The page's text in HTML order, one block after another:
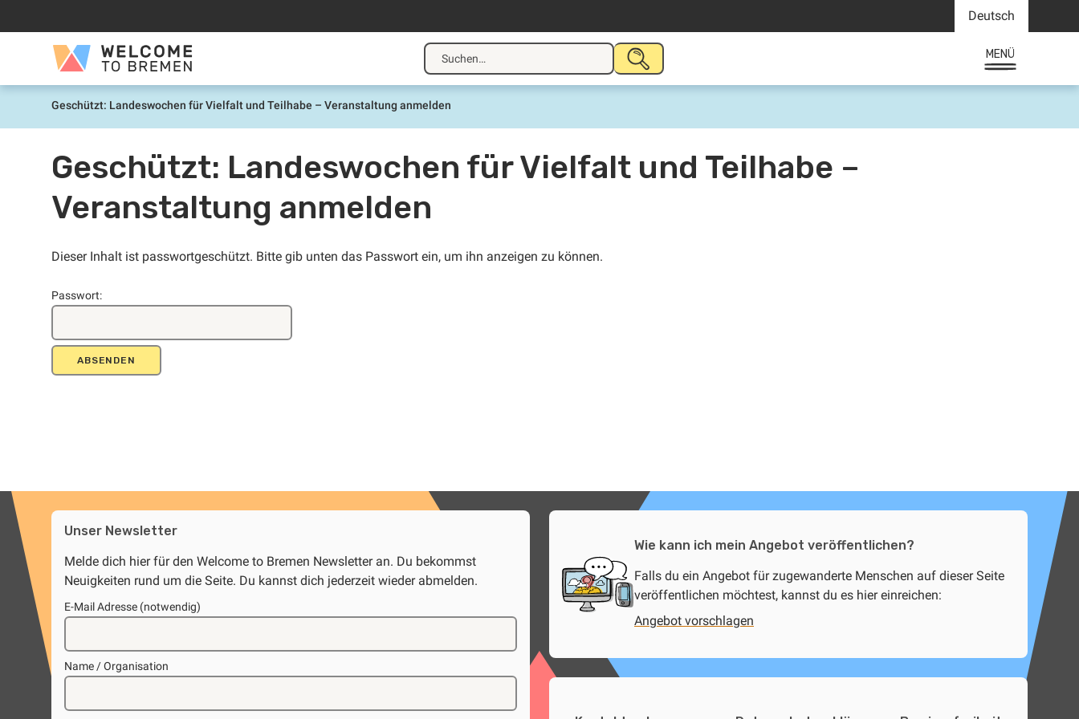
Deutsch
Welcome
to
Bremen
Suche
nach:
SUCHE
MENÜ
Start
Geschützt: Landeswochen für Vielfalt und Teilhabe – Veranstaltung anmelden
Geschützt: Landeswochen für Vielfalt und Teilhabe –
Veranstaltung anmelden
Dieser Inhalt ist passwortgeschützt. Bitte gib unten das Passwort ein, um ihn anzeigen zu können.
Passwort:
Unser Newsletter
Melde dich hier für den Welcome to Bremen Newsletter an. Du bekommst
Neuigkeiten rund um die Seite. Du kannst dich jederzeit wieder abmelden.
E-Mail Adresse (notwendig)
Name / Organisation
Wie kann ich mein Angebot veröffentlichen?
Falls du ein Angebot für zugewanderte Menschen auf dieser Seite
veröffentlichen möchtest, kannst du es hier einreichen:
Angebot vorschlagen